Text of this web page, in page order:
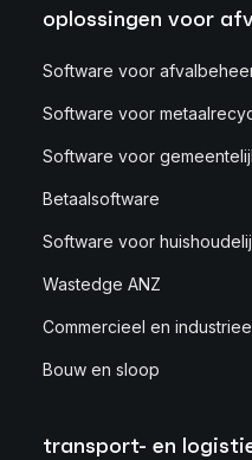
oplossingen voor
Software voor
Software voor
Software voor
Betaalsoftware
Software voor
Wastedge ANZ
Commercieel en
Bouw en sloop
transport- en